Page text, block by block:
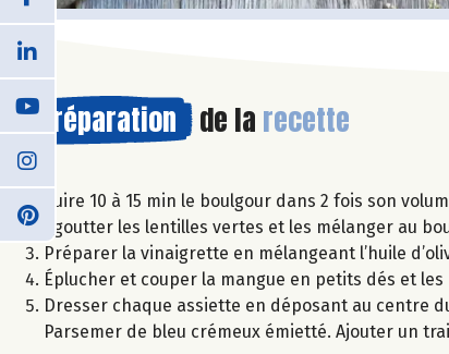
Préparation de la recette
Cuire 10 à 15 min le boulgour dans 2 fois son
Égoutter les lentilles vertes et les mélanger au
Préparer la vinaigrette en mélangeant l’huile
Éplucher et couper la mangue en petits dés et
Dresser chaque assiette en déposant au centre
Parsemer de bleu crémeux émietté. Ajouter un